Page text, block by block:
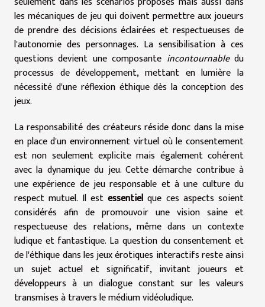
les mécaniques de jeu qui doivent permettre aux joueurs
de prendre des décisions éclairées et respectueuses de
l'autonomie des personnages. La sensibilisation à ces
questions devient une composante incontournabledu
processus de développement, mettant en lumière la
nécessité d'une réflexion éthique dès la conception des
jeux.
La responsabilité des créateurs réside donc dans la mise
en place d'un environnement virtuel où le consentement
est non seulement explicite mais également cohérent
avec la dynamique du jeu. Cette démarche contribue à
une expérience de jeu responsable et à une culture du
respect mutuel. Il est essentiel que ces aspects soient
considérés afin de promouvoir une vision saine et
respectueuse des relations, même dans un contexte
ludique et fantastique. La question du consentement et
de l'éthique dans les jeux érotiques interactifs reste ainsi
un sujet actuel et significatif, invitant joueurs et
développeurs à un dialogue constant sur les valeurs
transmises à travers le médium vidéoludique.